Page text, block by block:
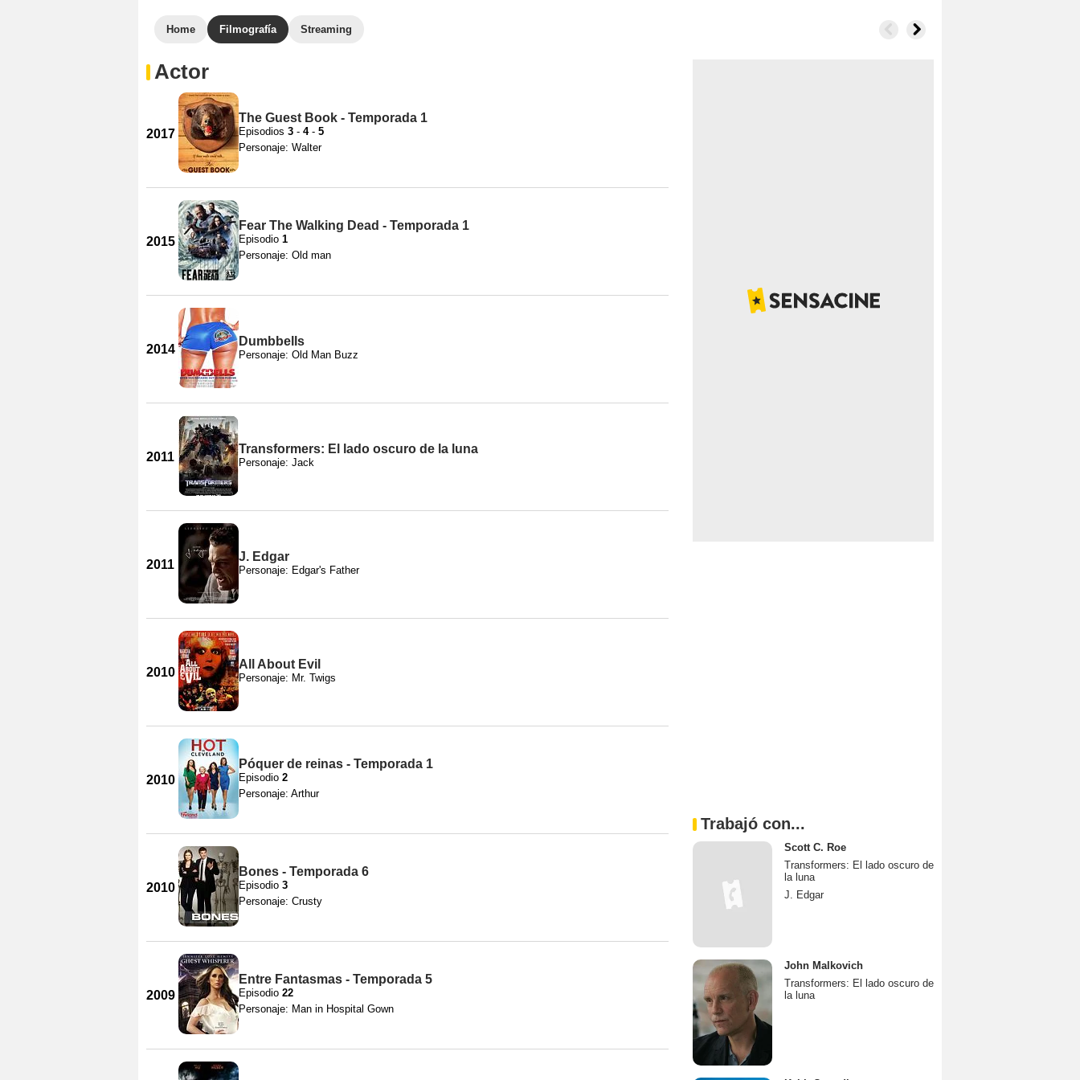
Home Filmografía Streaming
Actor
2017
The Guest Book - Temporada 1
Episodios 3 - 4- 5
Personaje: Walter
2015
Fear The Walking Dead - Temporada 1
Episodio 1
Personaje: Old man
2014
Dumbbells
Personaje: Old Man Buzz
2011
Transformers: El lado oscuro de la luna
Personaje: Jack
2011
J. Edgar
Personaje: Edgar's Father
2010
All About Evil
Personaje: Mr. Twigs
2010
Póquer de reinas - Temporada 1
Episodio 2
Personaje: Arthur
2010
Bones - Temporada 6
Episodio 3
Personaje: Crusty
2009
Entre Fantasmas - Temporada 5
Episodio 22
Personaje: Man in Hospital Gown
Trabajó con...
Scott C. Roe
Transformers: El lado oscuro de
la luna
J. Edgar
John Malkovich
Transformers: El lado oscuro de
la luna